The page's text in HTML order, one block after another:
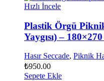
Hızlı İncele
Plastik Örgü
Yaygısı) –
Hasır Seccade, Piknik
₺950.00
Sepete Ekle